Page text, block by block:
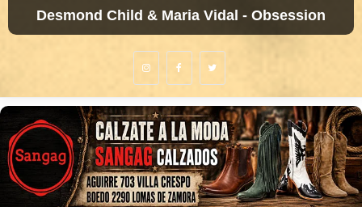
Desmond Child & Maria Vidal - Obsession